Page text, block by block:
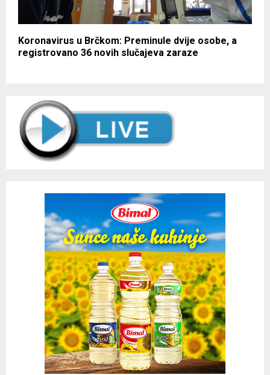
Koronavirus u Brčkom: Preminule dvije osobe, a
registrovano 36 novih slučajeva zaraze